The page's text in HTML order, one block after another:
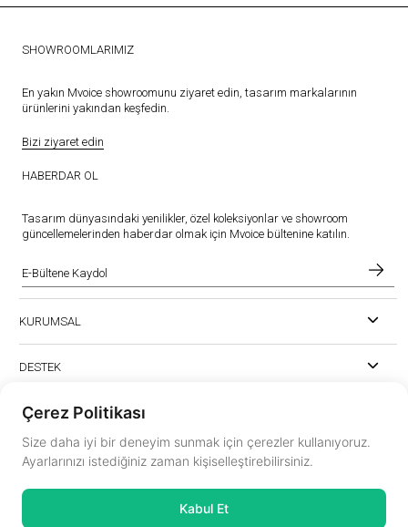
SHOWROOMLARIMIZ
En yakın Mvoice showroomunu ziyaret edin, tasarım markalarının
ürünlerini yakından keşfedin.
Bizi ziyaret edin
HABERDAR OL
Tasarım dünyasındaki yenilikler, özel koleksiyonlar ve showroom
güncellemelerinden haberdar olmak için Mvoice bültenine katılın.
KURUMSAL
DESTEK
instagram.com/mvoiceinterior
mvoice@mvoicemobilya.com
Çerez Politikası
Size daha iyi bir deneyim sunmak için çerezler kullanıyoruz.
Ayarlarınızı istediğiniz zaman kişiselleştirebilirsiniz.
Kabul Et